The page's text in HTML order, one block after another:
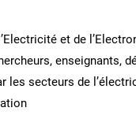
et de
enseignants,
les secteurs de